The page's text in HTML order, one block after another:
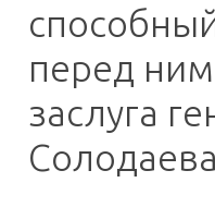
перед
заслуга